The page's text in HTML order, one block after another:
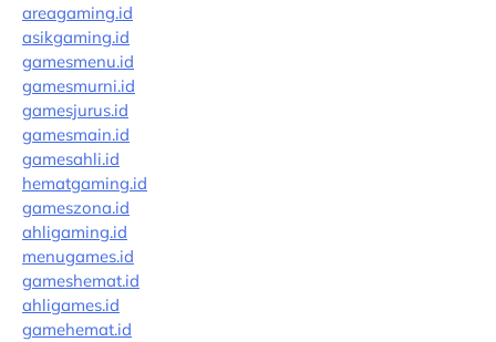
areagaming.id
asikgaming.id
gamesmenu.id
gamesmurni.id
gamesjurus.id
gamesmain.id
gamesahli.id
hematgaming.id
gameszona.id
ahligaming.id
menugames.id
gameshemat.id
ahligames.id
gamehemat.id